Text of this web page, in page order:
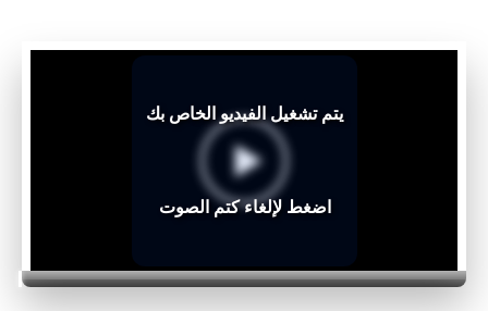
يتم تشغيل الفيديو الخاص بك
اضغط لإلغاء كتم الصوت